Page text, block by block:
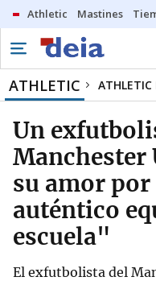
Athletic Mastines
ATHLETIC ATHLETIC
Un
Manchester
su amor
auténtico
escuela"
El exfutbolista del